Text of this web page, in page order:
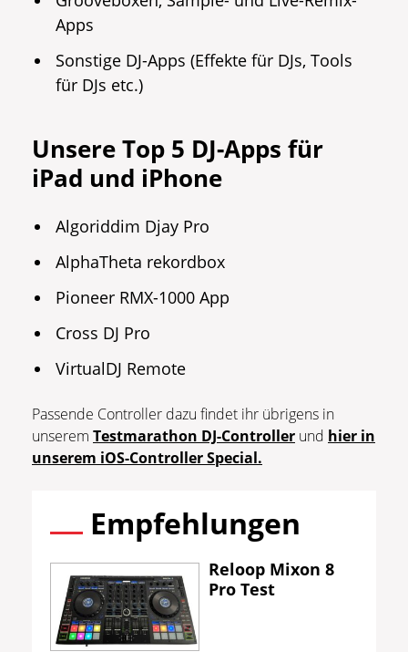
Apps
Sonstige DJ-Apps (Effekte für DJs, Tools
für DJs etc.)
Unsere Top 5 DJ-Apps für
iPad und iPhone
Algoriddim Djay Pro
AlphaTheta rekordbox
Pioneer RMX-1000 App
Cross DJ Pro
VirtualDJ Remote
Passende Controller dazu findet ihr übrigens in
unserem Testmarathon DJ-Controller und hier in
unserem iOS-Controller Special.
Empfehlungen
Reloop Mixon 8
Pro Test